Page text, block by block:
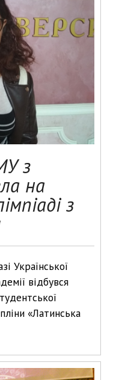
з
на
з
Української
відбувся
«Латинська